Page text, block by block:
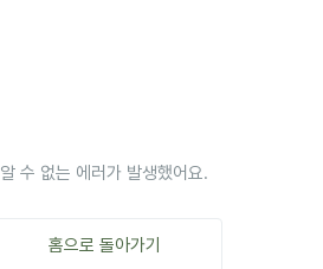
알 수 없는 에러가 발생했어요.
홈으로 돌아가기